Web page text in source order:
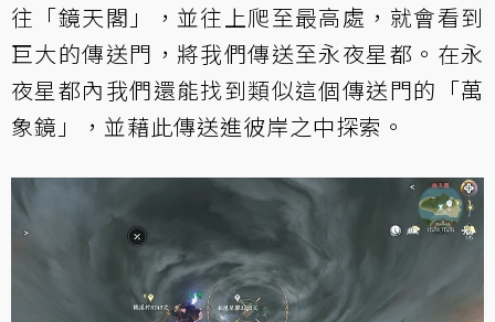
往「鏡天閣」，並往上爬至最高處，就會看到
巨大的傳送門，將我們傳送至永夜星都。在永
夜星都內我們還能找到類似這個傳送門的「萬
象鏡」，並藉此傳送進彼岸之中探索。